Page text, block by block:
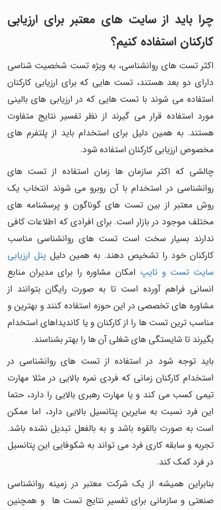
چرا باید از سایت های معتبر برای ارزیابی
کارکنان استفاده کنیم؟
اکثر تست های روانشناسی، به ویژه تست شخصیت شناسی
دارای دو بعد هستند، تست هایی که برای ارزیابی کارکنان
استفاده می شوند با تست هایی که در ارزیابی های بالینی
مورد استفاده قرار می گیرند از نظر تفسیر نتایج متفاوت
هستند. به همین دلیل برای استخدام باید از پلتفرم های
مخصوص ارزیابی کارکنان استفاده شود.
چالشی که اکثر سازمان ها زمان استفاده از تست های
روانشناسی در استخدام با آن روبرو می شوند انتخاب یک
روش معتبر از بین تست های گوناگون و پرسشنامه های
مختلف موجود در بازار است. برای افرادی که اطلاعات کافی
ندارند بسیار سخت است تست های روانشناسی مناسب
کارکنان خود را تشخیص دهند. به همین دلیل پنل ارزیابی
سایت تست و تایپ امکان مشاوره را برای مدیران منابع
انسانی فراهم آورده است تا به صورت رایگان بتوانند از
مشاوره های تخصصی در این حوزه استفاده کنند و بهترین و
مناسب ترین تست ها را از کارکنان و یا کاندیداهای استخدام
بگیرند تا شایستگی های شغلی آن ها را بهتر بشناسند.
باید توجه شود در استفاده از تست های روانشناسی در
استخدام کارکنان زمانی که فردی نمره بالایی در مثلا مهارت
تیمی کسب می کند و یا مهارت رهبری بالایی را دارد، حتما
این فرد نسبت به سایرین پتانسیل بالایی دارد، اما ممکن
است به صورت بالقوه باشد و به بالفعل تبدیل نشده باشد.
تجربه و سابقه کاری فرد می تواند به شکوفایی این پتانسیل
در فرد کمک کند.
بنابراین همیشه از یک شرکت معتبر در زمینه روانشناسی
صنعتی و سازمانی برای تفسیر نتایج تست ها و همچنین